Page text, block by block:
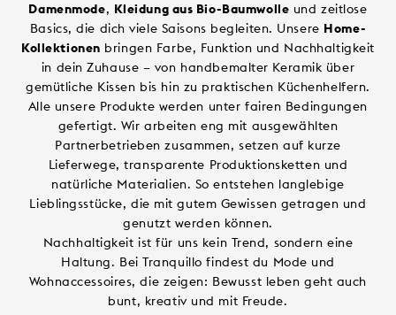
Damenmode, Kleidung aus Bio-Baumwolle und zeitlose
Basics, die dich viele Saisons begleiten. Unsere Home-
Kollektionen bringen Farbe, Funktion und Nachhaltigkeit
in dein Zuhause – von handbemalter Keramik über
gemütliche Kissen bis hin zu praktischen Küchenhelfern.
Alle unsere Produkte werden unter fairen Bedingungen
gefertigt. Wir arbeiten eng mit ausgewählten
Partnerbetrieben zusammen, setzen auf kurze
Lieferwege, transparente Produktionsketten und
natürliche Materialien. So entstehen langlebige
Lieblingsstücke, die mit gutem Gewissen getragen und
genutzt werden können.
Nachhaltigkeit ist für uns kein Trend, sondern eine
Haltung. Bei Tranquillo findest du Mode und
Wohnaccessoires, die zeigen: Bewusst leben geht auch
bunt, kreativ und mit Freude.